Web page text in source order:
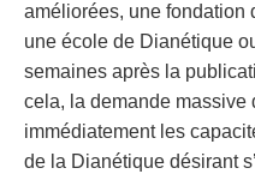
améliorées, une fondation
une école de Dianétique
semaines après la
cela, la demande massive
immédiatement les
de la Dianétique désirant